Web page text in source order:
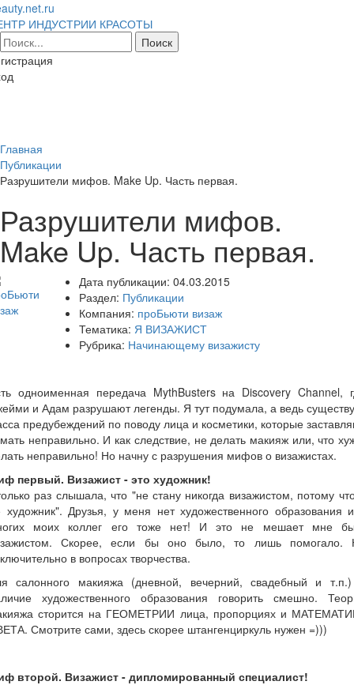
ИНДУСТРИИ КРАСОТЫ
Главная
Публикации
Разрушители мифов. Make Up. Часть первая.
Разрушители мифов.
Make Up. Часть первая.
Дата публикации: 04.03.2015
Раздел: Публикации
Компания: проБьюти визаж
Тематика: Я ВИЗАЖИСТ
Рубрика: Начинающему визажисту
одноименная передача MythBusters на Discovery Channel,
и Адам разрушают легенды. Я тут подумала, а ведь
предубеждений по поводу лица и косметики, которые
неправильно. И как следствие, не делать макияж или, что
неправильно! Но начну с разрушения мифов о визажистах.
первый. Визажист - это художник!
раз слышала, что "не стану никогда визажистом, потому
художник". Друзья, у меня нет художественного образования
моих коллег его тоже нет! И это не мешает мне
Скорее, если бы оно было, то лишь помогало.
в вопросах творчества.
салонного макияжа (дневной, вечерний, свадебный и
художественного образования говорить смешно.
сторится на ГЕОМЕТРИИ лица, пропорциях и
Смотрите сами, здесь скорее штангенциркуль нужен =)))
второй. Визажист - дипломированный специалист!